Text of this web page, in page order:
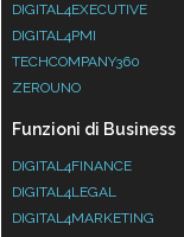
DIGITAL4EXECUTIVE
DIGITAL4PMI
TECHCOMPANY360
ZEROUNO
Funzioni di Business
DIGITAL4FINANCE
DIGITAL4LEGAL
DIGITAL4MARKETING